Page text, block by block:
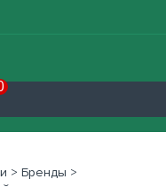
> Бренды >